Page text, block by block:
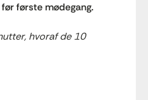
første mødegang.
hvoraf de 10